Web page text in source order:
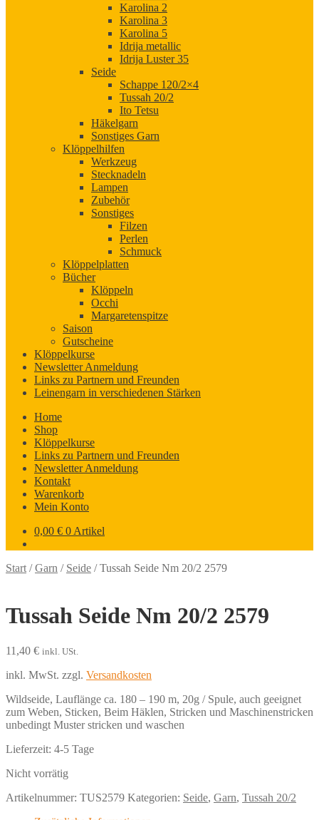
Karolina 2
Karolina 3
Karolina 5
Idrija metallic
Idrija Luster 35
Seide
Schappe 120/2×4
Tussah 20/2
Ito Tetsu
Häkelgarn
Sonstiges Garn
Klöppelhilfen
Werkzeug
Stecknadeln
Lampen
Zubehör
Sonstiges
Filzen
Perlen
Schmuck
Klöppelplatten
Bücher
Klöppeln
Occhi
Margaretenspitze
Saison
Gutscheine
Klöppelkurse
Newsletter Anmeldung
Links zu Partnern und Freunden
Leinengarn in verschiedenen Stärken
Home
Shop
Klöppelkurse
Links zu Partnern und Freunden
Newsletter Anmeldung
Kontakt
Warenkorb
Mein Konto
0,00 € 0 Artikel
Start /Garn / Seide /Tussah Seide Nm 20/2 2579
Tussah Seide Nm 20/2 2579
11,40 € inkl. USt.
inkl. MwSt. zzgl. Versandkosten
Wildseide, Lauflänge ca. 180 – 190 m, 20g / Spule, auch geeignet
zum Weben, Sticken, Beim Häklen, Stricken und Maschinenstricken
unbedingt Muster stricken und waschen
Lieferzeit: 4-5 Tage
Nicht vorrätig
Artikelnummer: TUS2579 Kategorien: Seide, Garn, Tussah 20/2